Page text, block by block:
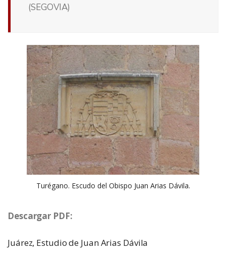
(SEGOVIA)
Turégano. Escudo del Obispo Juan Arias Dávila.
Descargar PDF:
Juárez, Estudio de Juan Arias Dávila